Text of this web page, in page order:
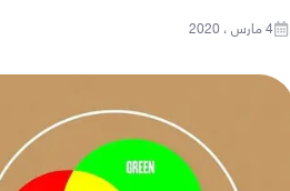
4 مارس ، 2020